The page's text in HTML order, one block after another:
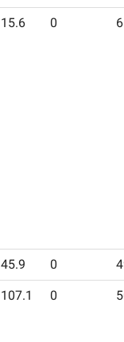
15.6 0 6
45.9 0
107.1 0